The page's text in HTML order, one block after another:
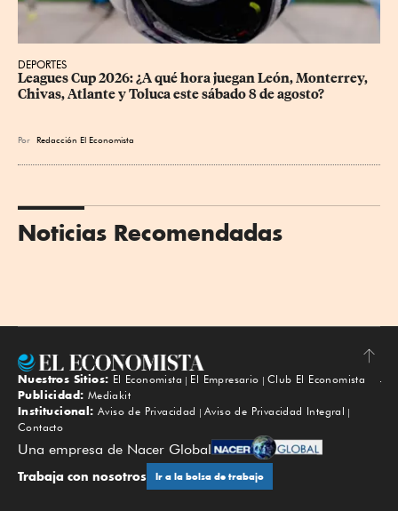
DEPORTES
Leagues Cup 2026: ¿A qué hora juegan León, Monterrey,
Chivas, Atlante y Toluca este sábado 8 de agosto?
Por Redacción El Economista
Noticias Recomendadas
Subir
Nuestros Sitios: El Economista El Empresario
Club El Economista
Publicidad: Mediakit
Institucional: Aviso de Privacidad
Aviso de Privacidad Integral
Contacto
Una empresa de Nacer Global
Trabaja con nosotros Ir a la bolsa de trabajo